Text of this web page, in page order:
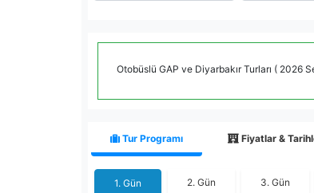
Otobüslü GAP ve Diyarbakır Turları ( 2026
Tur Programı Fiyatlar &
1. Gün 2. Gün 3. Gün